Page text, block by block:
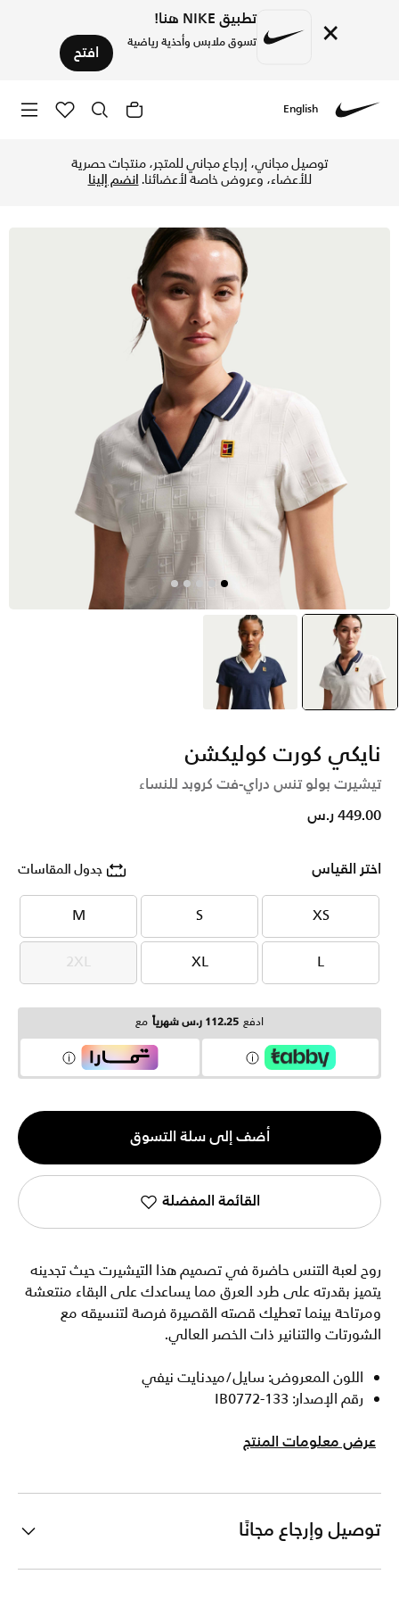
× تطبيق NIKE هنا!
تسوق ملابس وأحذية رياضية افتح
English
توصيل مجاني، إرجاع مجاني للمتجر، منتجات حصرية
للأعضاء، وعروض خاصة لأعضائنا.انضم إلينا
selected
أبيض أزرق
نايكي كورت كوليكشن
تيشيرت بولو تنس دراي-فت كروبد للنساء
449.00 ر.س
اختر القياس جدول المقاسات
XS
XS
S
S
M
M
L
L
XL
XL
2XL
2XL
ادفع 112.25 ر.س شهرياً مع
الكمية
1
أضف إلى سلة التسوق
القائمة المفضلة
روح لعبة التنس حاضرة في تصميم هذا التيشيرت حيث تجدينه
يتميز بقدرته على طرد العرق مما يساعدك على البقاء منتعشة
ومرتاحة بينما تعطيك قصته القصيرة فرصة لتنسيقه مع
الشورتات والتنانير ذات الخصر العالي.
اللون المعروض: سايل/ميدنايت نيفي
رقم الإصدار: IB0772-133
عرض معلومات المنتج
توصيل وإرجاع مجانًا